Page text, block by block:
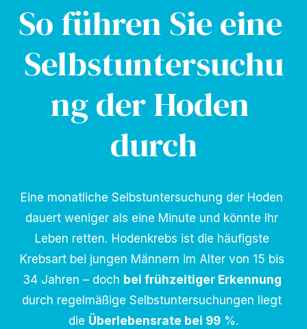
So führen Sie eine
Selbstuntersuchu
ng der Hoden
durch
Eine monatliche Selbstuntersuchung der Hoden
dauert weniger als eine Minute und könnte Ihr
Leben retten. Hodenkrebs ist die häufigste
Krebsart bei jungen Männern im Alter von 15 bis
34 Jahren – doch bei frühzeitiger Erkennung
durch regelmäßige Selbstuntersuchungen liegt
die Überlebensrate bei 99 %.